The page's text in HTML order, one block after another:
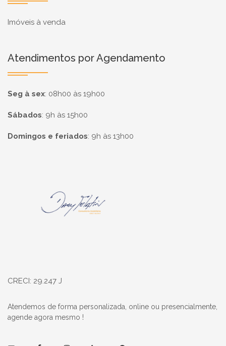
Imóveis à venda
Atendimentos por Agendamento
Seg à sex: 08h00 às 19h00
Sábados: 9h às 15h00
Domingos e feriados: 9h às 13h00
CRECI: 29.247 J
Atendemos de forma personalizada, online ou presencialmente,
agende agora mesmo !